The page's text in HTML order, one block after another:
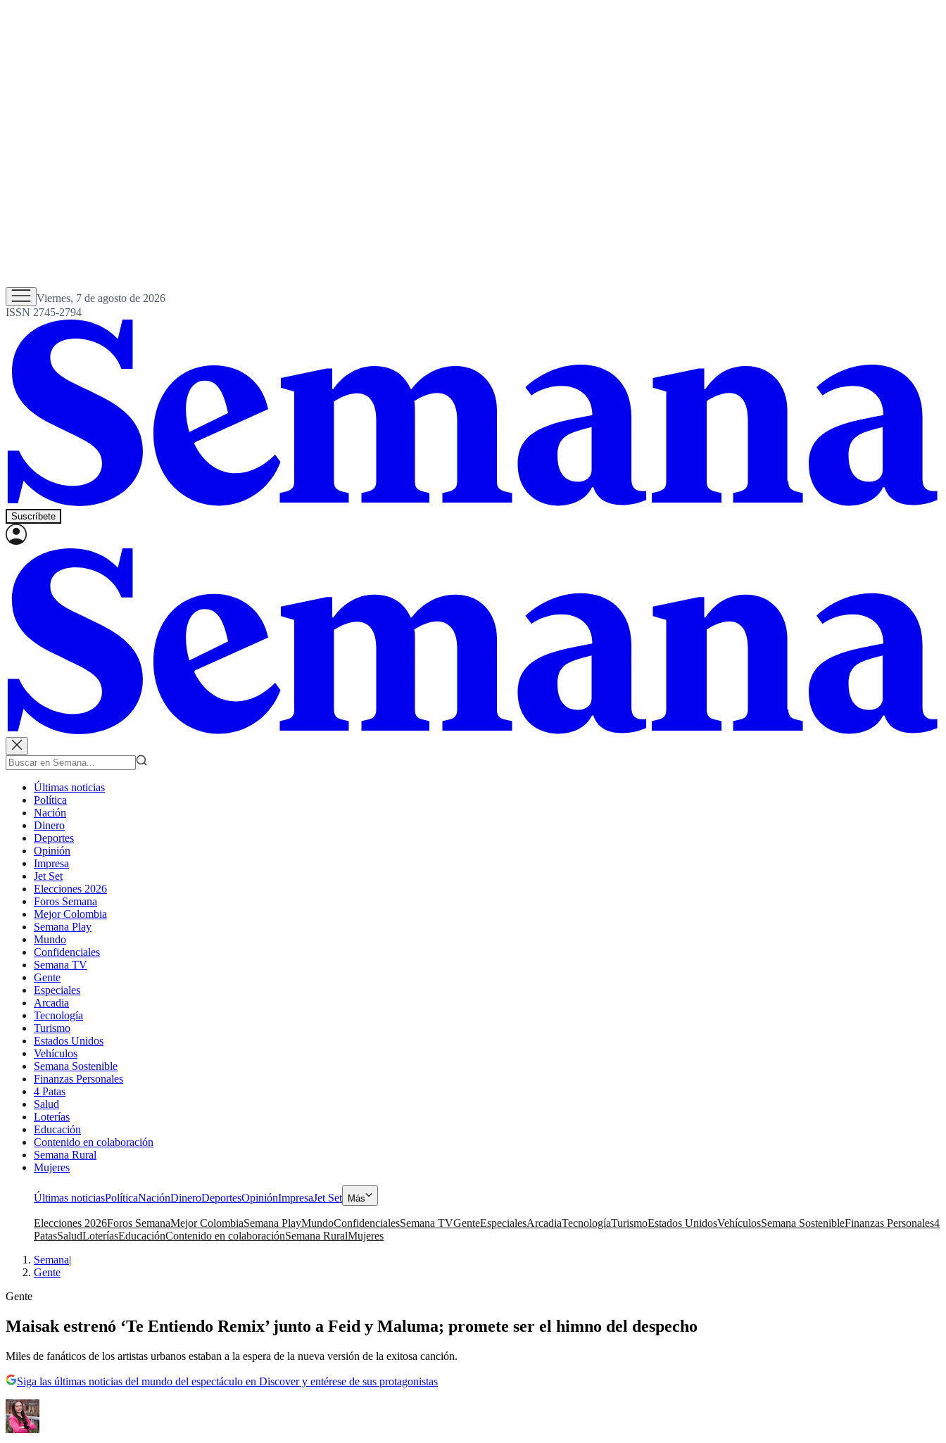
Viernes, 7 de agosto de 2026
ISSN 2745-2794
Suscríbete
Últimas noticias
Política
Nación
Dinero
Deportes
Opinión
Impresa
Jet Set
Elecciones 2026
Foros Semana
Mejor Colombia
Semana Play
Mundo
Confidenciales
Semana TV
Gente
Especiales
Arcadia
Tecnología
Turismo
Estados Unidos
Vehículos
Semana Sostenible
Finanzas Personales
4 Patas
Salud
Loterías
Educación
Contenido en colaboración
Semana Rural
Mujeres
Últimas noticiasPolíticaNaciónDineroDeportesOpiniónImpresaJet Set Más
Elecciones 2026Foros SemanaMejor ColombiaSemana PlayMundoConfidencialesSemana TVGenteEspecialesArcadiaTecnologíaTurismoEstados UnidosVehículosSemana SostenibleFinanzas Personales4
PatasSaludLoteríasEducaciónContenido en colaboraciónSemana RuralMujeres
Semana|
Gente
Gente
Maisak estrenó ‘Te Entiendo Remix’ junto a Feid y Maluma; promete ser el himno del despecho
Miles de fanáticos de los artistas urbanos estaban a la espera de la nueva versión de la exitosa canción.
Siga las últimas noticias del mundo del espectáculo en Discover y entérese de sus protagonistas